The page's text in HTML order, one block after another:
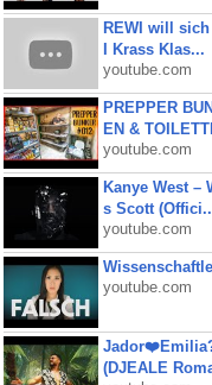
REWI will sich
I Krass Klas...
youtube.com
PREPPER
EN &
youtube.com
Kanye West –
s Scott
youtube.com
youtube.com
(DJEALE